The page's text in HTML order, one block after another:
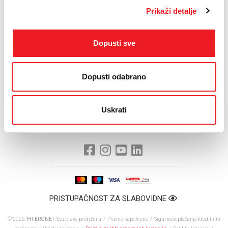
Prikaži detalje
Dopusti sve
Dopusti odabrano
Uskrati
natjecanjima. Ujedno bih potaknuo i ostale gospodarske subjekte
„I ja u ime uprave i nogometaša 'Zrinskog' zahvaljujem i na
Mostara, ali i regije i HT Eronet kao jedan od najvećih brendova u
BiH svakako se ovim sponzorstvom dodatno promovira, a ujedno
čini dobro našem klubu“, kazao je Beus dodajući kako na Skupštini
'Zrinjskog', koja će biti održana uskoro, očekuje i predstavnike HT
PRISTUPAČNOST ZA SLABOVIDNE
© 2026. HT ERONET . Sva prava pridržana / Pravne napomene / Sigurnost plaćanja kreditnim